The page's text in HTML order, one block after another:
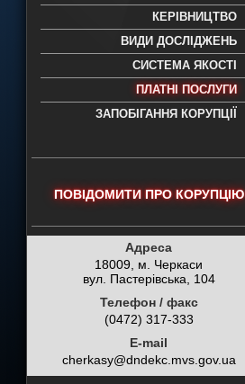
науково-дослідний експертно-
- проведення всих видів судових
експертиз
КЕРІВНИЦТВО
ВИДИ ДОСЛІДЖЕНЬ
СИСТЕМА ЯКОСТІ
ПЛАТНІ ПОСЛУГИ
ЗАПОБІГАННЯ КОРУПЦІЇ
ПОВІДОМИТИ ПРО КОРУПЦІЮ
Адреса
18009, м. Черкаси
вул. Пастерівська, 104
Телефон / факс
(0472) 317-333
E-mail
cherkasy@dndekc.mvs.gov.ua